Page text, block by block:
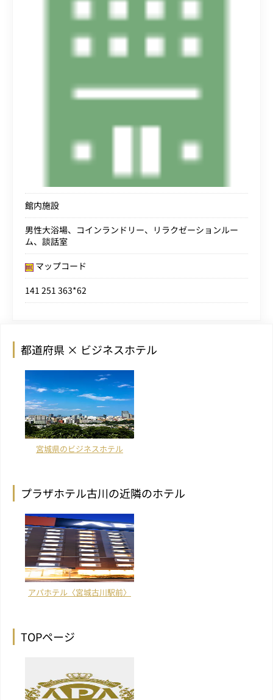
館内施設
男性大浴場、コインランドリー、リラクゼーションルー
ム、談話室
マップコード
141 251 363*62
都道府県 × ビジネスホテル
宮城県のビジネスホテル
プラザホテル古川の近隣のホテル
アパホテル〈宮城古川駅前〉
TOPページ